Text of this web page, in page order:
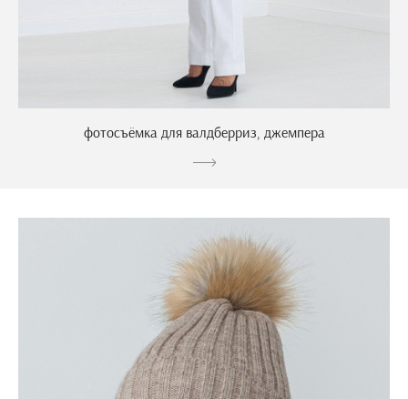
фотосъёмка для валдберриз, джемпера